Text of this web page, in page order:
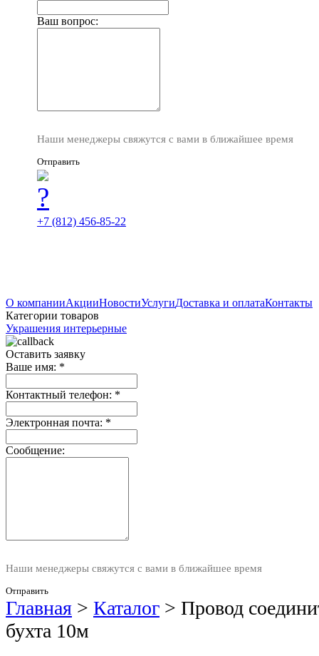
Ваш вопрос:
Наши менеджеры свяжутся с вами в ближайшее время
Отправить
+7 (812) 456-85-22
О компанииАкцииНовостиУслугиДоставка и оплатаКонтакты
Категории товаров
Украшения интерьерные
Оставить заявку
Ваше имя: *
Контактный телефон: *
Электронная почта: *
Сообщение:
Наши менеджеры свяжутся с вами в ближайшее время
Отправить
Главная > Каталог > Провод
бухта 10м